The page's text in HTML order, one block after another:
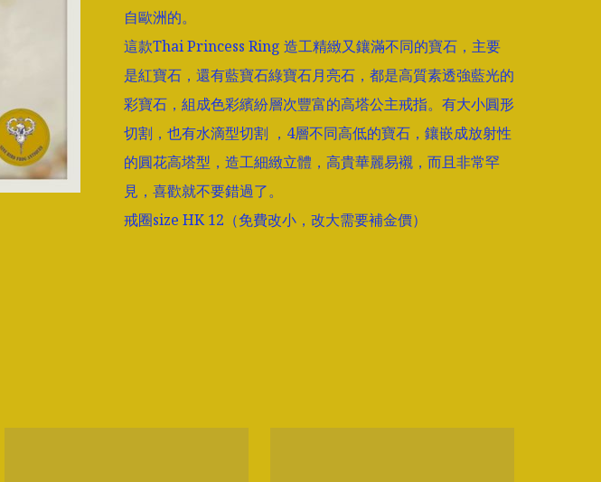
自歐洲的。
這款Thai Princess Ring 造工精緻又鑲滿不同的寶石，主要
是紅寶石，還有藍寶石綠寶石月亮石，都是高質素透強藍光的
彩寶石，組成色彩繽紛層次豐富的高塔公主戒指。有大小圓形
切割，也有水滴型切割 ，4層不同高低的寶石，鑲嵌成放射性
的圓花高塔型，造工細緻立體，高貴華麗易襯，而且非常罕
見，喜歡就不要錯過了。
戒圈size HK 12（免費改小，改大需要補金價）